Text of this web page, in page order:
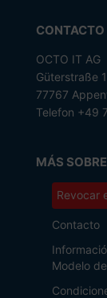
CONTACTO
OCTO IT AG
Güterstraße
77767
Telefon +49
MÁS
Revocar
Contacto
Modelo